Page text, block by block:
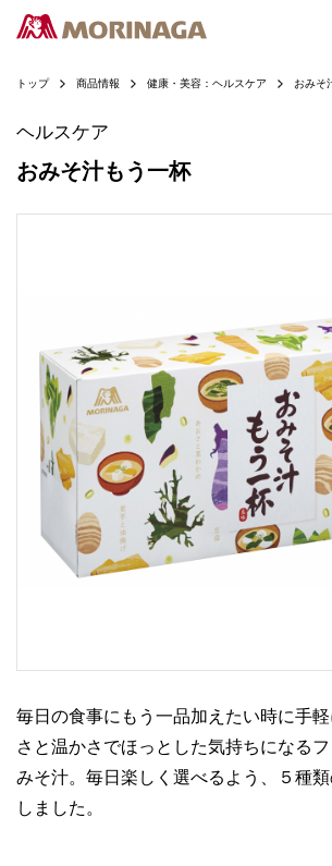
トップ 商品情報 健康・美容：ヘルスケア おみそ
ヘルスケア
おみそ汁もう一杯
毎日の食事にもう一品加えたい時に手
さと温かさでほっとした気持ちになる
みそ汁。毎日楽しく選べるよう、５種
しました。